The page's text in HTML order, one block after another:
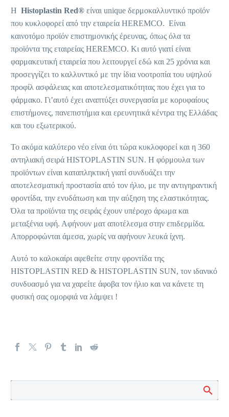
Η Histoplastin Red® είναι unique δερμοκαλλυντικό προϊόν
που κυκλοφορεί από την εταιρεία HEREMCO. Είναι
καινοτόμο προϊόν επιστημονικής έρευνας, όπως όλα τα
προϊόντα της εταιρείας HEREMCO. Κι αυτό γιατί είναι
φαρμακευτική εταιρεία που λειτουργεί εδώ και 25 χρόνια και
προσεγγίζει το καλλυντικό με την ίδια νοοτροπία του υψηλού
προφίλ ασφάλειας και αποτελεσματικότητας που έχει για το
φάρμακο. Γι’αυτό έχει αναπτύξει συνεργασία με κορυφαίους
επιστήμονες, πανεπιστήμια και ερευνητικά κέντρα της Ελλάδας
και του εξωτερικού.
Το ακόμα καλύτερο νέο είναι ότι τώρα κυκλοφορεί και η 360
αντηλιακή σειρά HISTOPLASTIN SUN. Η φόρμουλα των
προϊόντων είναι καταπληκτική γιατί συνδυάζει την
αποτελεσματική προστασία από τον ήλιο, με την αντιγηραντική
φροντίδα, την ενυδάτωση και την αύξηση της ελαστικότητας.
Όλα τα προϊόντα της σειράς έχουν υπέροχο άρωμα και
μεταξένια υφή. Αφήνουν ματ αποτέλεσμα στην επιδερμίδα.
Απορροφώνται άμεσα, χωρίς να αφήνουν λευκά ίχνη.
Αυτό το καλοκαίρι αφεθείτε στην φροντίδα της
HISTOPLASTIN RED & HISTOPLASTIN SUN, τον ιδανικό
συνδυασμό για να χαρείτε άφοβα τον ήλιο και να κάνετε τη
φυσική σας ομορφιά να λάμψει !